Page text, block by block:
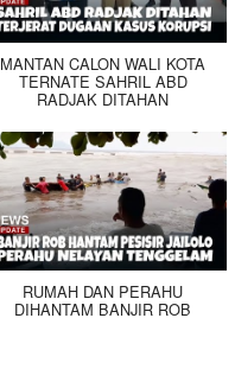
MANTAN CALON WALI KOTA
TERNATE SAHRIL ABD
RADJAK DITAHAN
RUMAH DAN PERAHU
DIHANTAM BANJIR ROB